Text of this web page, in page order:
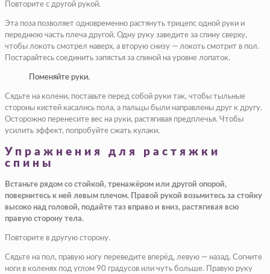
Повторите с другой рукой.
Эта поза позволяет одновременно растянуть трицепс одной руки и
переднюю часть плеча другой. Одну руку заведите за спину сверху,
чтобы локоть смотрел наверх, а вторую снизу — локоть смотрит в пол.
Постарайтесь соединить запястья за спиной на уровне лопаток.
Поменяйте руки.
Сядьте на колени, поставьте перед собой руки так, чтобы тыльные
стороны кистей касались пола, а пальцы были направлены друг к другу.
Осторожно перенесите вес на руки, растягивая предплечья. Чтобы
усилить эффект, попробуйте сжать кулаки.
Упражнения для растяжки
спины
Встаньте рядом со стойкой, тренажёром или другой опорой,
повернитесь к ней левым плечом. Правой рукой возьмитесь за стойку
высоко над головой, подайте таз вправо и вниз, растягивая всю
правую сторону тела.
Повторите в другую сторону.
Сядьте на пол, правую ногу переведите вперёд, левую — назад. Согните
ноги в коленях под углом 90 градусов или чуть больше. Правую руку